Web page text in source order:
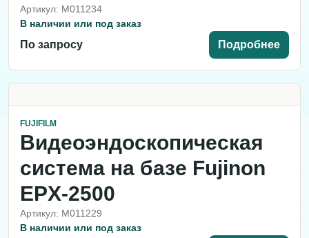
Артикул: M011234
В наличии или под заказ
По запросу Подробнее
FUJIFILM
Видеоэндоскопическая
система на базе Fujinon
EPX-2500
Артикул: M011229
В наличии или под заказ